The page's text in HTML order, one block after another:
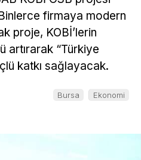
firmaya modern
proje, KOBİ’lerin
artırarak “Türkiye
katkı sağlayacak.
Bursa Ekonomi